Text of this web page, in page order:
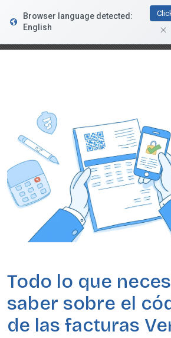
FacturaDirecta
Browser language detected:
English
Todo lo que
saber sobre el
de las facturas